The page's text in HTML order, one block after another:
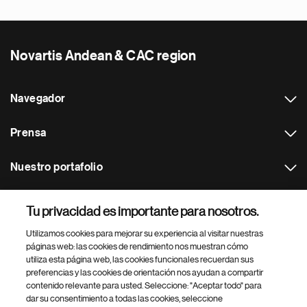
Novartis Andean & CAC region
Navegador
Prensa
Nuestro portafolio
Footer Site Search
Tu privacidad es importante para nosotros.
Utilizamos cookies para mejorar su experiencia al visitar nuestras
páginas web: las cookies de rendimiento nos muestran cómo
utiliza esta página web, las cookies funcionales recuerdan sus
preferencias y las cookies de orientación nos ayudan a compartir
contenido relevante para usted. Seleccione: "Aceptar todo" para
dar su consentimiento a todas las cookies, seleccione